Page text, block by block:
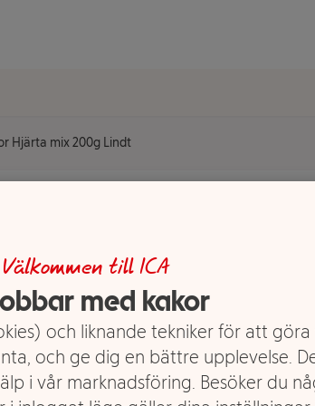
Hjärta mix 200g Lindt
Välkommen till ICA
med kakor
och liknande tekniker för att göra
och ge dig en bättre upplevelse.
i vår marknadsföring. Besöker du